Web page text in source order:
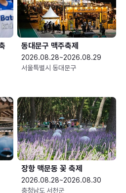
동대문구 맥주축제
2026.08.28~2026.08.29
서울특별시 동대문구
장항 맥문동 꽃 축제
2026.08.28~2026.08.30
충청남도 서천군